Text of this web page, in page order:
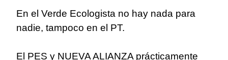
En el Verde Ecologista no hay nada para
nadie, tampoco en el PT.
El PES y NUEVA ALIANZA prácticamente